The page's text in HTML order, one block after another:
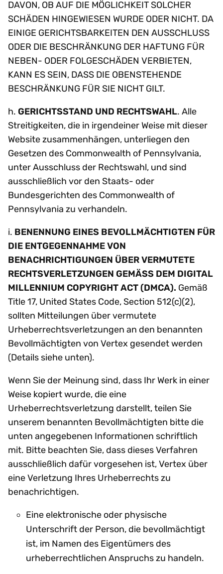
DAVON, OB AUF DIE MÖGLICHKEIT SOLCHER
SCHÄDEN HINGEWIESEN WURDE ODER NICHT. DA
EINIGE GERICHTSBARKEITEN DEN AUSSCHLUSS
ODER DIE BESCHRÄNKUNG DER HAFTUNG FÜR
NEBEN- ODER FOLGESCHÄDEN VERBIETEN,
KANN ES SEIN, DASS DIE OBENSTEHENDE
BESCHRÄNKUNG FÜR SIE NICHT GILT.
h. GERICHTSSTAND UND RECHTSWAHL. Alle
Streitigkeiten, die in irgendeiner Weise mit dieser
Website zusammenhängen, unterliegen den
Gesetzen des Commonwealth of Pennsylvania,
unter Ausschluss der Rechtswahl, und sind
ausschließlich vor den Staats- oder
Bundesgerichten des Commonwealth of
Pennsylvania zu verhandeln.
i. BENENNUNG EINES BEVOLLMÄCHTIGTEN FÜR
DIE ENTGEGENNAHME VON
BENACHRICHTIGUNGEN ÜBER VERMUTETE
RECHTSVERLETZUNGEN GEMÄSS DEM DIGITAL
MILLENNIUM COPYRIGHT ACT (DMCA). Gemäß
Title 17, United States Code, Section 512(c)(2),
sollten Mitteilungen über vermutete
Urheberrechtsverletzungen an den benannten
Bevollmächtigten von Vertex gesendet werden
(Details siehe unten).
Wenn Sie der Meinung sind, dass Ihr Werk in einer
Weise kopiert wurde, die eine
Urheberrechtsverletzung darstellt, teilen Sie
unserem benannten Bevollmächtigten bitte die
unten angegebenen Informationen schriftlich
mit. Bitte beachten Sie, dass dieses Verfahren
ausschließlich dafür vorgesehen ist, Vertex über
eine Verletzung Ihres Urheberrechts zu
benachrichtigen.
Eine elektronische oder physische
Unterschrift der Person, die bevollmächtigt
ist, im Namen des Eigentümers des
urheberrechtlichen Anspruchs zu handeln.